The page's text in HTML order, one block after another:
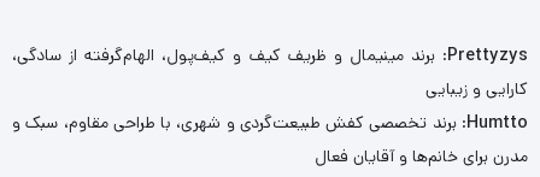
Prettyzys: برند مینیمال و ظریف کیف و کیف‌پول، الهام‌گرفته از سادگی،
کارایی و زیبایی
Humtto: برند تخصصی کفش طبیعت‌گردی و شهری، با طراحی مقاوم، سبک و
مدرن برای خانم‌ها و آقایان فعال